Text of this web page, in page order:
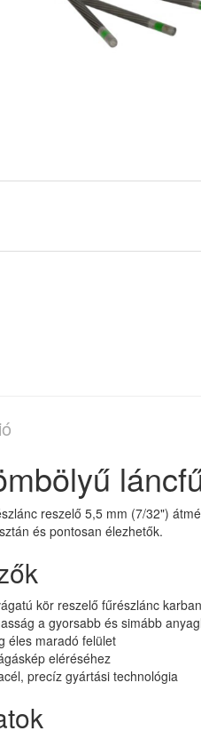
reszelő 5,5 mm (7/32")
és pontosan élezhetők.
kör reszelő fűrészlánc
a gyorsabb és simább
éles maradó felület
eléréséhez
precíz gyártási technológia